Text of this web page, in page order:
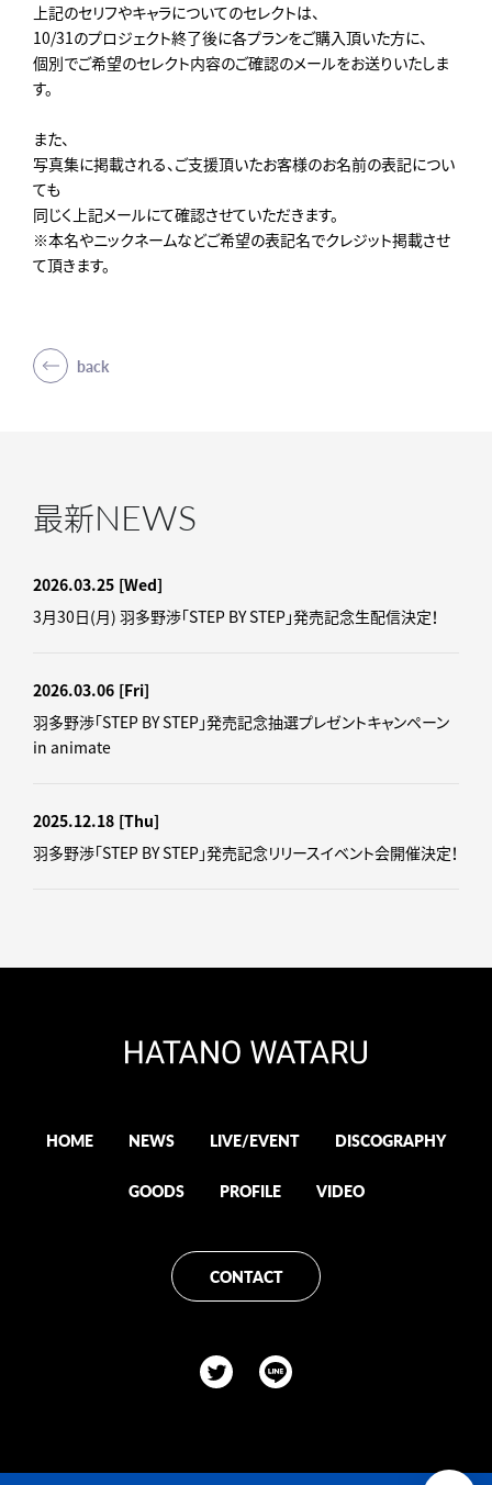
上記のセリフやキャラについてのセレクトは、
10/31のプロジェクト終了後に各プランをご購入頂いた方に、
個別でご希望のセレクト内容のご確認のメールをお送りいたしま
す。
また、
写真集に掲載される、ご支援頂いたお客様のお名前の表記につい
ても
同じく上記メールにて確認させていただきます。
※本名やニックネームなどご希望の表記名でクレジット掲載させ
て頂きます。
back
最新NEWS
2026.03.25 [Wed]
3月30日(月) 羽多野渉「STEP BY STEP」発売記念生配信決定！
2026.03.06 [Fri]
羽多野渉「STEP BY STEP」発売記念抽選プレゼントキャンペーン
in animate
2025.12.18 [Thu]
羽多野渉「STEP BY STEP」発売記念リリースイベント会開催決定！
HOME NEWS LIVE/EVENT DISCOGRAPHY
GOODS PROFILE VIDEO
CONTACT